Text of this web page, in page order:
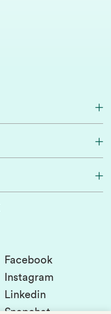
Facebook
Instagram
Linkedin